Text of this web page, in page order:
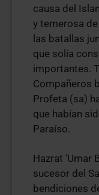
causa del
y temerosa
las batallas
que solía
importantes.
Compañeros
Profeta (sa)
que habían
Paraíso.
Hazrat ‘Umar
sucesor del
bendiciones